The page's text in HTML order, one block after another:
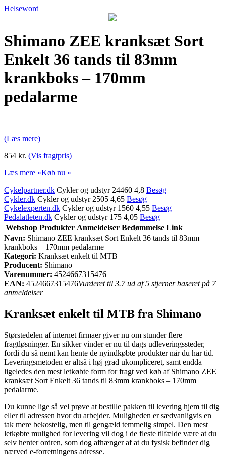
Helseword
Shimano ZEE kranksæt Sort
Enkelt 36 tands til 83mm
krankboks – 170mm
pedalarme
(Læs mere)
854 kr. (Vis fragtpris)
Læs mere »Køb nu »
Cykelpartner.dk Cykler og udstyr 24460 4,8 Besøg
Cykler.dk Cykler og udstyr 2505 4,65 Besøg
Cykelexperten.dk Cykler og udstyr 1560 4,55 Besøg
Pedalatleten.dk Cykler og udstyr 175 4,05 Besøg
Webshop Produkter Anmeldelser Bedømmelse Link
Navn: Shimano ZEE kranksæt Sort Enkelt 36 tands til 83mm
krankboks – 170mm pedalarme
Kategori: Kranksæt enkelt til MTB
Producent: Shimano
Varenummer: 4524667315476
EAN: 4524667315476Vurderet til 3.7 ud af 5 stjerner baseret på 7
anmeldelser
Kranksæt enkelt til MTB fra Shimano
Størstedelen af internet firmaer giver nu om stunder flere
fragtløsninger. En sikker vinder er nu til dags udleveringssteder,
fordi du så nemt kan hente de nyindkøbte produkter når du har tid.
Leveringsmetoden er altså i høj grad ukompliceret, samt endda
ligeledes den mest letkøbte form for fragt ved køb af Shimano ZEE
kranksæt Sort Enkelt 36 tands til 83mm krankboks – 170mm
pedalarme.
Du kunne lige så vel prøve at bestille pakken til levering hjem til dig
eller til adressen hvor du arbejder. Muligheden er sædvanligvis en
tak mere bekostelig, men til gengæld temmelig simpel. Den mest
letkøbte mulighed for levering vil dog i de fleste tilfælde være at du
selv henter ordren, som dog afhænger af at du fysisk befinder dig
nærved e-forretningens adresse.